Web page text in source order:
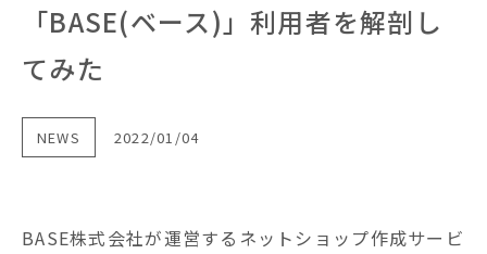
「BASE(ベース)」利用者を解剖し
てみた
NEWS 2022/01/04
BASE株式会社が運営するネットショップ作成サービ